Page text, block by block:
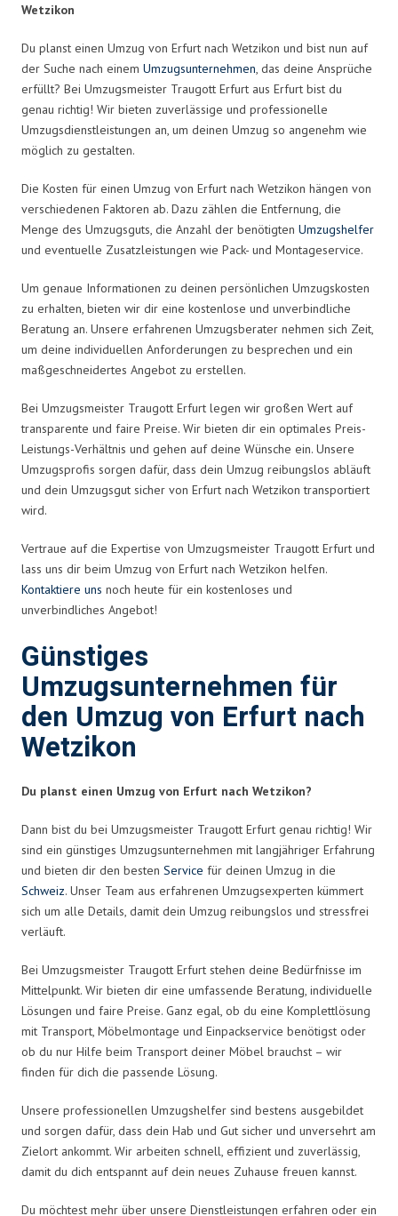
Wetzikon
Du planst einen Umzug von Erfurt nach Wetzikon und bist nun auf
der Suche nach einem Umzugsunternehmen, das deine Ansprüche
erfüllt? Bei Umzugsmeister Traugott Erfurt aus Erfurt bist du
genau richtig! Wir bieten zuverlässige und professionelle
Umzugsdienstleistungen an, um deinen Umzug so angenehm wie
möglich zu gestalten.
Die Kosten für einen Umzug von Erfurt nach Wetzikon hängen von
verschiedenen Faktoren ab. Dazu zählen die Entfernung, die
Menge des Umzugsguts, die Anzahl der benötigten Umzugshelfer
und eventuelle Zusatzleistungen wie Pack- und Montageservice.
Um genaue Informationen zu deinen persönlichen Umzugskosten
zu erhalten, bieten wir dir eine kostenlose und unverbindliche
Beratung an. Unsere erfahrenen Umzugsberater nehmen sich Zeit,
um deine individuellen Anforderungen zu besprechen und ein
maßgeschneidertes Angebot zu erstellen.
Bei Umzugsmeister Traugott Erfurt legen wir großen Wert auf
transparente und faire Preise. Wir bieten dir ein optimales Preis-
Leistungs-Verhältnis und gehen auf deine Wünsche ein. Unsere
Umzugsprofis sorgen dafür, dass dein Umzug reibungslos abläuft
und dein Umzugsgut sicher von Erfurt nach Wetzikon transportiert
wird.
Vertraue auf die Expertise von Umzugsmeister Traugott Erfurt und
lass uns dir beim Umzug von Erfurt nach Wetzikon helfen.
Kontaktiere uns noch heute für ein kostenloses und
unverbindliches Angebot!
Günstiges
Umzugsunternehmen für
den Umzug von Erfurt nach
Wetzikon
Du planst einen Umzug von Erfurt nach Wetzikon?
Dann bist du bei Umzugsmeister Traugott Erfurt genau richtig! Wir
sind ein günstiges Umzugsunternehmen mit langjähriger Erfahrung
und bieten dir den besten Service für deinen Umzug in die
Schweiz. Unser Team aus erfahrenen Umzugsexperten kümmert
sich um alle Details, damit dein Umzug reibungslos und stressfrei
verläuft.
Bei Umzugsmeister Traugott Erfurt stehen deine Bedürfnisse im
Mittelpunkt. Wir bieten dir eine umfassende Beratung, individuelle
Lösungen und faire Preise. Ganz egal, ob du eine Komplettlösung
mit Transport, Möbelmontage und Einpackservice benötigst oder
ob du nur Hilfe beim Transport deiner Möbel brauchst – wir
finden für dich die passende Lösung.
Unsere professionellen Umzugshelfer sind bestens ausgebildet
und sorgen dafür, dass dein Hab und Gut sicher und unversehrt am
Zielort ankommt. Wir arbeiten schnell, effizient und zuverlässig,
damit du dich entspannt auf dein neues Zuhause freuen kannst.
Du möchtest mehr über unsere Dienstleistungen erfahren oder ein